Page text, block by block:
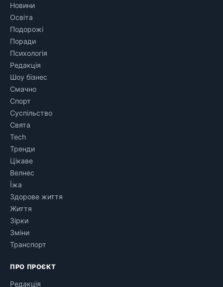
Новини
Освіта
Подорожі
Поради
Психологія
Редакція
Шоу бізнес
Смачно
Спорт
Суспільство
Свята
Tech
Тренди
Цікаве
Велнес
Їжа
Здорове життя
Життя
Зірки
Зміни
Транспорт
ПРО ПРОЄКТ
Редакція